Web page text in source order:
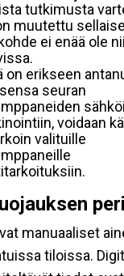
tutkimusta
muutettu
ei enää ole
on erikseen
seuran
voidaan
valituille
manuaaliset
tiloissa.